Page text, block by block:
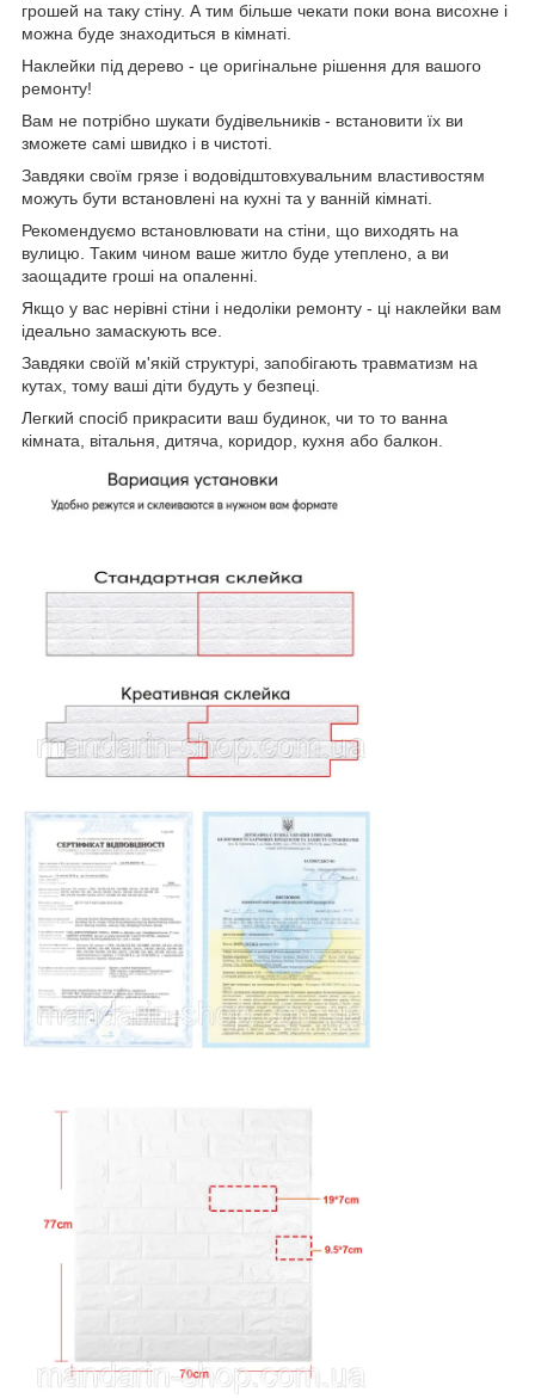
грошей на таку стіну. А тим більше чекати поки вона висохне і
можна буде знаходиться в кімнаті.
Наклейки під дерево - це оригінальне рішення для вашого
ремонту!
Вам не потрібно шукати будівельників - встановити їх ви
зможете самі швидко і в чистоті.
Завдяки своїм грязе і водовідштовхувальним властивостям
можуть бути встановлені на кухні та у ванній кімнаті.
Рекомендуємо встановлювати на стіни, що виходять на
вулицю. Таким чином ваше житло буде утеплено, а ви
заощадите гроші на опаленні.
Якщо у вас нерівні стіни і недоліки ремонту - ці наклейки вам
ідеально замаскують все.
Завдяки своїй м'якій структурі, запобігають травматизм на
кутах, тому ваші діти будуть у безпеці.
Легкий спосіб прикрасити ваш будинок, чи то то ванна
кімната, вітальня, дитяча, коридор, кухня або балкон.